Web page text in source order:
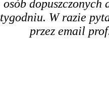
osób dopuszczonych
tygodniu. W razie
przez email